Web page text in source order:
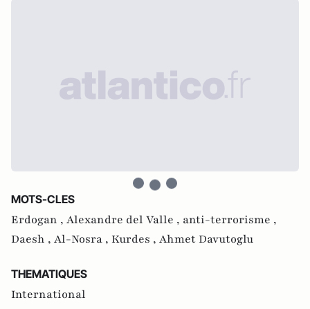
MOTS-CLES
Erdogan , Alexandre del Valle , anti-terrorisme ,
Daesh , Al-Nosra , Kurdes , Ahmet Davutoglu
THEMATIQUES
International